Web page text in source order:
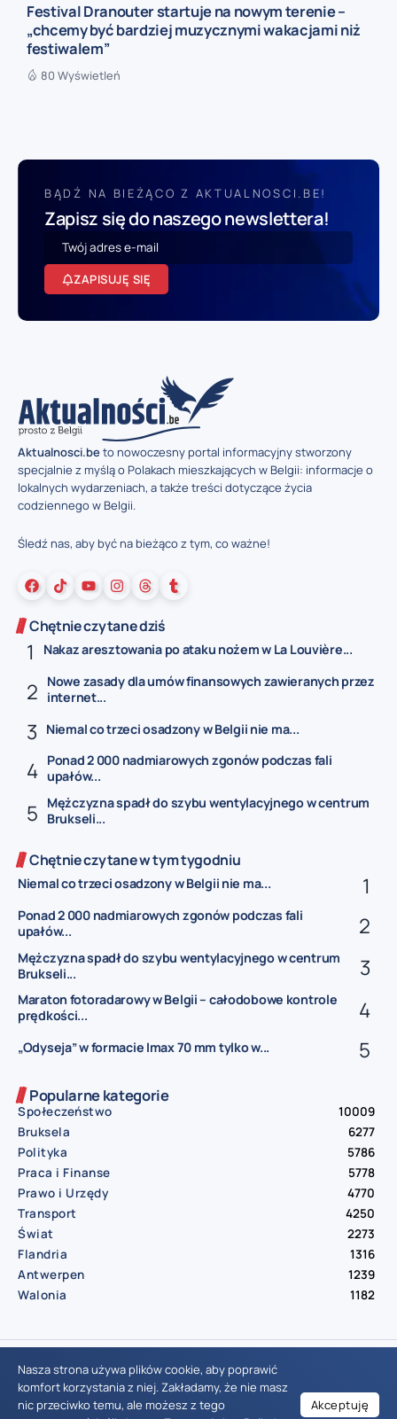
Festival Dranouter startuje na nowym terenie –
„chcemy być bardziej muzycznymi wakacjami niż
festiwalem”
80 Wyświetleń
BĄDŹ NA BIEŻĄCO Z AKTUALNOSCI.BE!
Zapisz się do naszego newslettera!
ZAPISUJĘ SIĘ
Aktualnosci.beto nowoczesny portal informacyjny stworzony
specjalnie z myślą o Polakach mieszkających w Belgii: informacje o
lokalnych wydarzeniach, a także treści dotyczące życia
codziennego w Belgii.
Śledź nas, aby być na bieżąco z tym, co ważne!
Chętnie czytane dziś
Nakaz aresztowania po ataku nożem w La Louvière...
Nowe zasady dla umów finansowych zawieranych przez
internet...
Niemal co trzeci osadzony w Belgii nie ma...
Ponad 2 000 nadmiarowych zgonów podczas fali
upałów...
Mężczyzna spadł do szybu wentylacyjnego w centrum
Brukseli...
Chętnie czytane w tym tygodniu
Niemal co trzeci osadzony w Belgii nie ma...
Ponad 2 000 nadmiarowych zgonów podczas fali
upałów...
Mężczyzna spadł do szybu wentylacyjnego w centrum
Brukseli...
Maraton fotoradarowy w Belgii – całodobowe kontrole
prędkości...
„Odyseja” w formacie Imax 70 mm tylko w...
Popularne kategorie
Społeczeństwo
10009
Bruksela
6277
Polityka
5786
Praca i Finanse
5778
Prawo i Urzędy
4770
Transport
4250
Świat
2273
Flandria
1316
Antwerpen
1239
Walonia
1182
© Aktualnosci.be – All Right Reserved 2016-2026
Nasza strona używa plików cookie, aby poprawić
komfort korzystania z niej. Zakładamy, że nie masz
nic przeciwko temu, ale możesz z tego
Akceptuję